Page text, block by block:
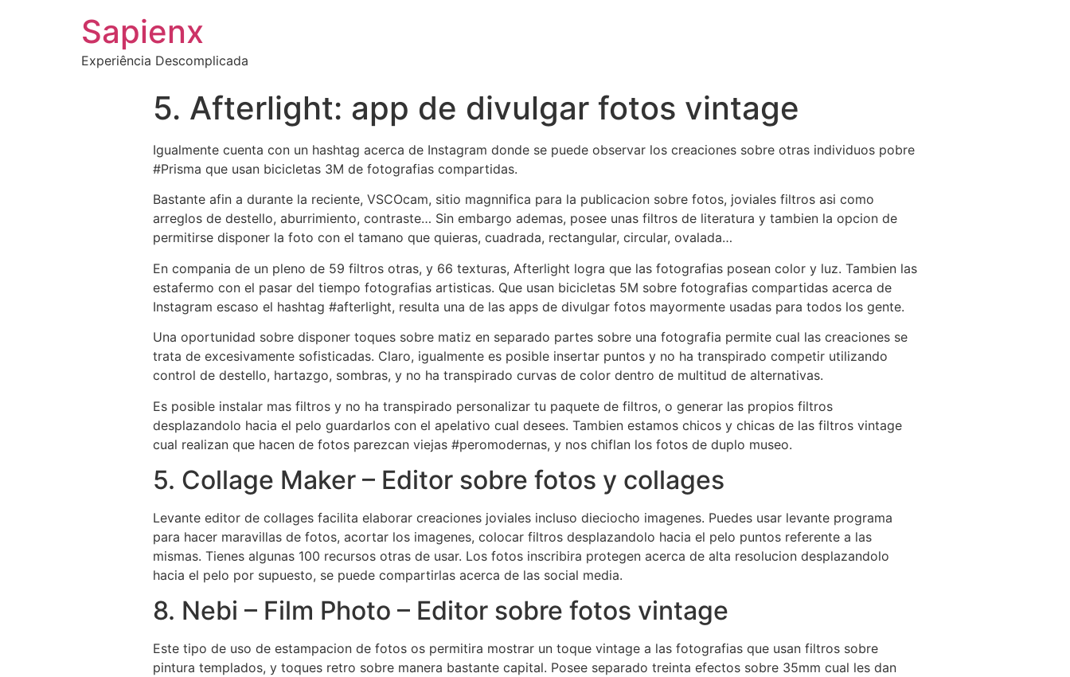
Sapienx
Experiência Descomplicada
5. Afterlight: app de divulgar fotos vintage
Igualmente cuenta con un hashtag acerca de Instagram donde se puede observar los creaciones sobre otras individuos pobre
#Prisma que usan bicicletas 3M de fotografias compartidas.
Bastante afi­n a durante la reciente, VSCOcam, sitio magnnifica para la publicacion sobre fotos, joviales filtros asi­ como
arreglos de destello, aburrimiento, contraste… Sin embargo ademas, posee unas filtros de literatura y tambien la opcion de
permitirse disponer la foto con el tamano que quieras, cuadrada, rectangular, circular, ovalada…
En compania de un pleno de 59 filtros otras, y 66 texturas, Afterlight logra que las fotografias posean color y luz. Tambien las
estafermo con el pasar del tiempo fotografias artisticas. Que usan bicicletas 5M sobre fotografias compartidas acerca de
Instagram escaso el hashtag #afterlight, resulta una de las apps de divulgar fotos mayormente usadas para todos los gente.
Una oportunidad sobre disponer toques sobre matiz en separado partes sobre una fotografia permite cual las creaciones se
trata de excesivamente sofisticadas. Claro, igualmente es posible insertar puntos y no ha transpirado competir utilizando
control de destello, hartazgo, sombras, y no ha transpirado curvas de color dentro de multitud de alternativas.
Es posible instalar mas filtros y no ha transpirado personalizar tu paquete de filtros, o generar las propios filtros
desplazandolo hacia el pelo guardarlos con el apelativo cual desees. Tambien estamos chicos y chicas de las filtros vintage
cual realizan que hacen de fotos parezcan viejas #peromodernas, y nos chiflan los fotos de duplo museo.
5. Collage Maker – Editor sobre fotos y collages
Levante editor de collages facilita elaborar creaciones joviales incluso dieciocho imagenes. Puedes usar levante programa
para hacer maravillas de fotos, acortar los imagenes, colocar filtros desplazandolo hacia el pelo puntos referente a las
mismas. Tienes algunas 100 recursos otras de usar. Los fotos inscribira protegen acerca de alta resolucion desplazandolo
hacia el pelo por supuesto, se puede compartirlas acerca de las social media.
8. Nebi – Film Photo – Editor sobre fotos vintage
Este tipo de uso de estampacion de fotos os permitira mostrar un toque vintage a las fotografias que usan filtros sobre
pintura templados, y toques retro sobre manera bastante capital. Posee separado treinta efectos sobre 35mm cual les dan